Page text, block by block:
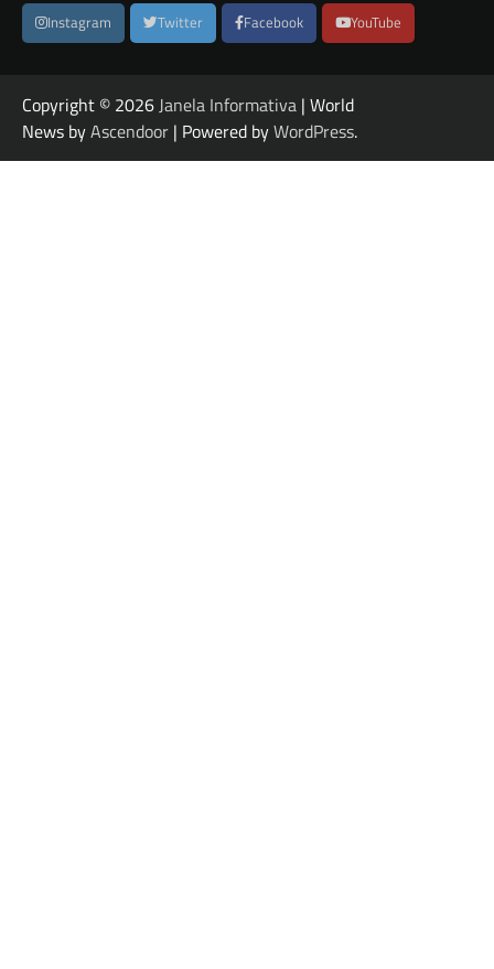
Instagram Twitter Facebook YouTube
Copyright © 2026Janela Informativa | World
News byAscendoor | Powered byWordPress.